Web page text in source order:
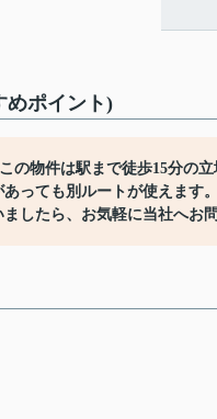
めポイント)
の物件は駅まで徒歩15分の
っても別ルートが使えます
したら、お気軽に当社へお